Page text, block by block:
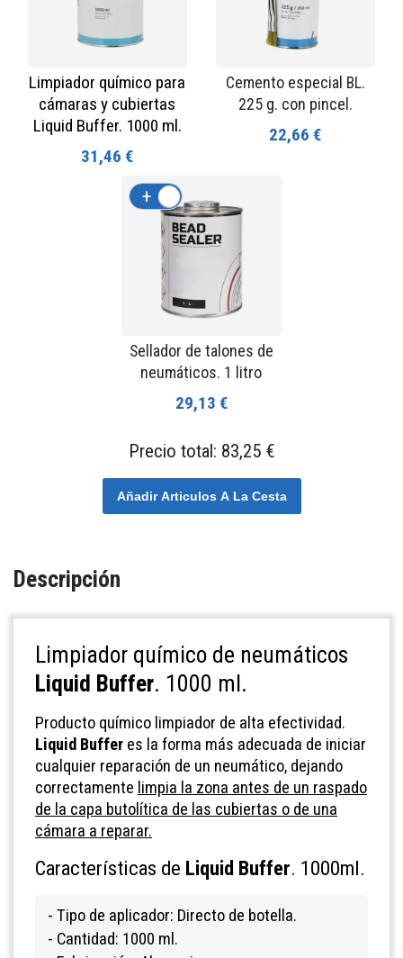
Limpiador químico para
cámaras y cubiertas
Liquid Buffer. 1000 ml.
31,46 €
Cemento especial BL.
225 g. con pincel.
22,66 €
Sellador de talones de
neumáticos. 1 litro
29,13 €
+ -
Precio total: 83,25 €
Añadir Articulos A La Cesta
Descripción
Limpiador químico de neumáticos
Liquid Buffer. 1000 ml.
Producto químico limpiador de alta efectividad.
Liquid Buffer es la forma más adecuada de iniciar
cualquier reparación de un neumático, dejando
correctamente limpia la zona antes de un raspado
de la capa butolítica de las cubiertas o de una
cámara a reparar.
Características de Liquid Buffer. 1000ml.
- Tipo de aplicador: Directo de botella.
- Cantidad: 1000 ml.